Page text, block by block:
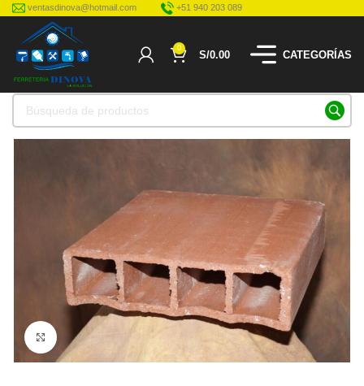
ventasdinova@hotmail.com +51 940 203 089
0
S/0.00 CATEGORÍAS
Haga Click para agrandar